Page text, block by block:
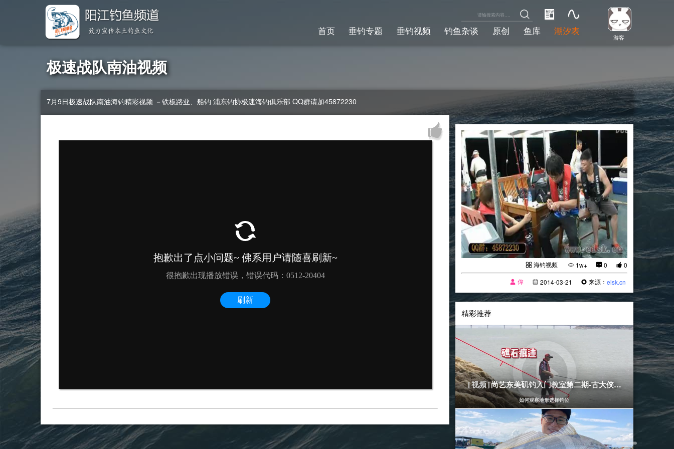
游客
首页 垂钓专题 垂钓视频 钓鱼杂谈 原创 鱼库 潮汐表
极速战队南油视频
7月9日极速战队南油海钓精彩视频 －铁板路亚、船钓 浦东钓协极速海钓俱乐部 QQ群请加45872230
海钓视频 1w+ 0
0
偉
2014-03-21 来源：eisk.cn
精彩推荐
[海钓视频]
2018-12-28
[视频]尚艺东美矶钓入门教室第二期-古大侠讲解
如何观察地形选择钓位
[海钓视频]